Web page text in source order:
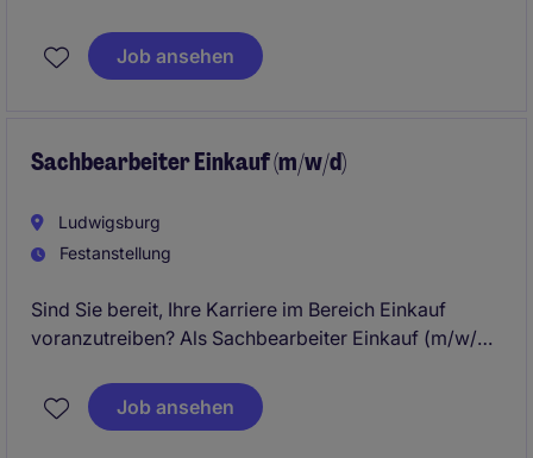
Ihre Expertise in einem neuen dynamischen Umfeld
einbringen!?
Job ansehen
Sachbearbeiter Einkauf (m/w/d)
Ludwigsburg
Festanstellung
Sind Sie bereit, Ihre Karriere im Bereich Einkauf
voranzutreiben? Als Sachbearbeiter Einkauf (m/w/d)
im Bereich Procurement & Supply Chain innerhalb
der Business Services.
Job ansehen